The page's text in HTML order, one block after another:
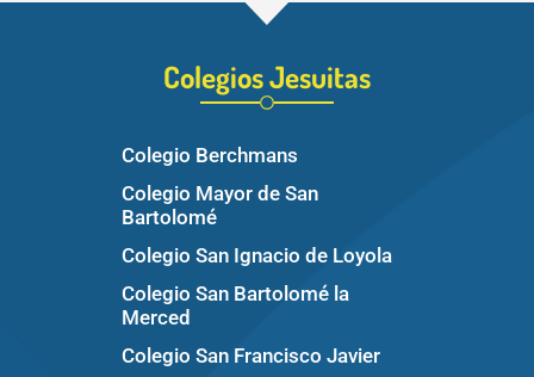
Colegios Jesuitas
Colegio Berchmans
Colegio Mayor de San
Bartolomé
Colegio San Ignacio de Loyola
Colegio San Bartolomé la
Merced
Colegio San Francisco Javier